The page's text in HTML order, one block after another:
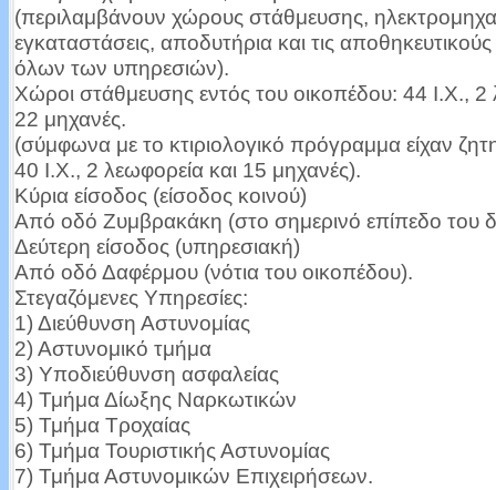
(περιλαμβάνουν χώρους στάθμευσης,
εγκαταστάσεις, αποδυτήρια και τις
όλων των υπηρεσιών).
Χώροι στάθμευσης εντός του οικοπέδου: 44 Ι.Χ., 2
22 μηχανές.
(σύμφωνα με το κτιριολογικό πρόγραμμα είχαν
40 Ι.Χ., 2 λεωφορεία και 15 μηχανές).
Κύρια είσοδος (είσοδος κοινού)
Από οδό Ζυμβρακάκη (στο σημερινό επίπεδο του
Δεύτερη είσοδος (υπηρεσιακή)
Από οδό Δαφέρμου (νότια του οικοπέδου).
Στεγαζόμενες Υπηρεσίες:
1) Διεύθυνση Αστυνομίας
2) Αστυνομικό τμήμα
3) Υποδιεύθυνση ασφαλείας
4) Τμήμα Δίωξης Ναρκωτικών
5) Τμήμα Τροχαίας
6) Τμήμα Τουριστικής Αστυνομίας
7) Τμήμα Αστυνομικών Επιχειρήσεων.